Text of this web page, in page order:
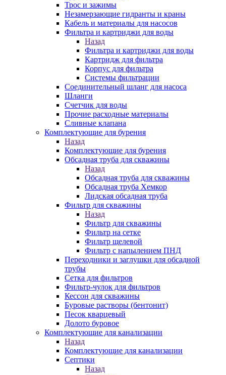
Трос и зажимы
Незамерзающие гидранты и краны
Кабель и материалы для насосов
Фильтра и картриджи для воды
Назад
Фильтра и картриджи для воды
Картридж для фильтра
Корпус для фильтра
Системы фильтрации
Соединительный шланг для насоса
Шланги
Счетчик для воды
Прочие расходные материалы
Сливные клапана
Комплектующие для бурения
Назад
Комплектующие для бурения
Обсадная труба для скважины
Назад
Обсадная труба для скважины
Обсадная труба Хемкор
Лидская обсадная труба
Фильтр для скважины
Назад
Фильтр для скважины
Фильтр на сетке
Фильтр щелевой
Фильтр с напылением ПНД
Переходники и заглушки для обсадной
трубы
Сетка для фильтров
Фильтр-чулок для фильтров
Кессон для скважины
Буровые растворы (бентонит)
Песок кварцевый
Долото буровое
Комплектующие для канализации
Назад
Комплектующие для канализации
Септики
Назад